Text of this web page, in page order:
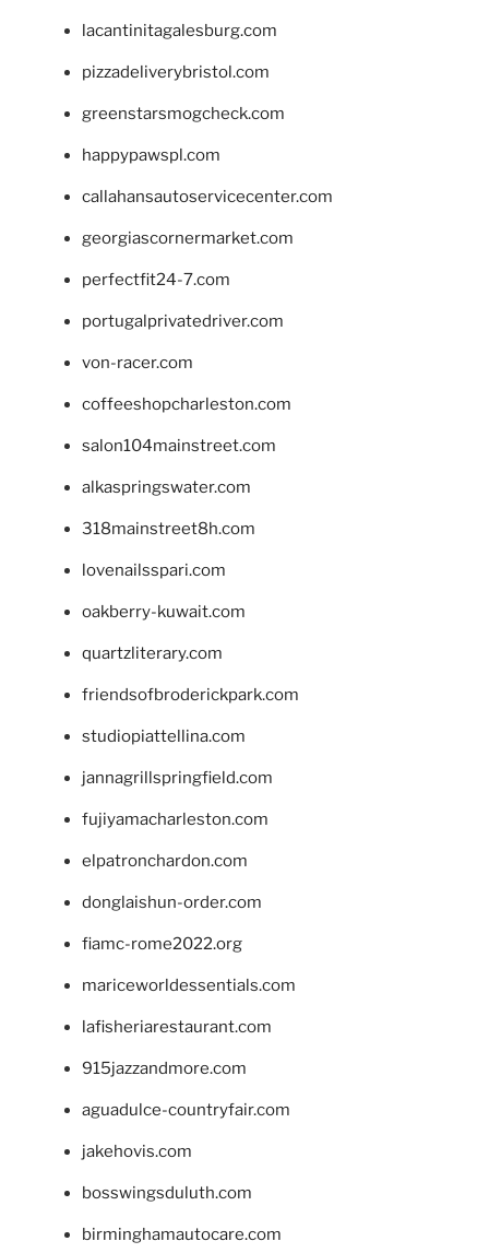
lacantinitagalesburg.com
pizzadeliverybristol.com
greenstarsmogcheck.com
happypawspl.com
callahansautoservicecenter.com
georgiascornermarket.com
perfectfit24-7.com
portugalprivatedriver.com
von-racer.com
coffeeshopcharleston.com
salon104mainstreet.com
alkaspringswater.com
318mainstreet8h.com
lovenailsspari.com
oakberry-kuwait.com
quartzliterary.com
friendsofbroderickpark.com
studiopiattellina.com
jannagrillspringfield.com
fujiyamacharleston.com
elpatronchardon.com
donglaishun-order.com
fiamc-rome2022.org
mariceworldessentials.com
lafisheriarestaurant.com
915jazzandmore.com
aguadulce-countryfair.com
jakehovis.com
bosswingsduluth.com
birminghamautocare.com